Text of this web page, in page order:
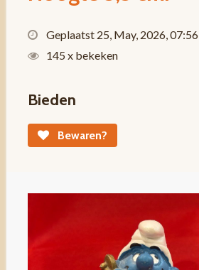
Geplaatst 25, May, 2026, 07:56
145 x bekeken
Bieden
Bewaren?